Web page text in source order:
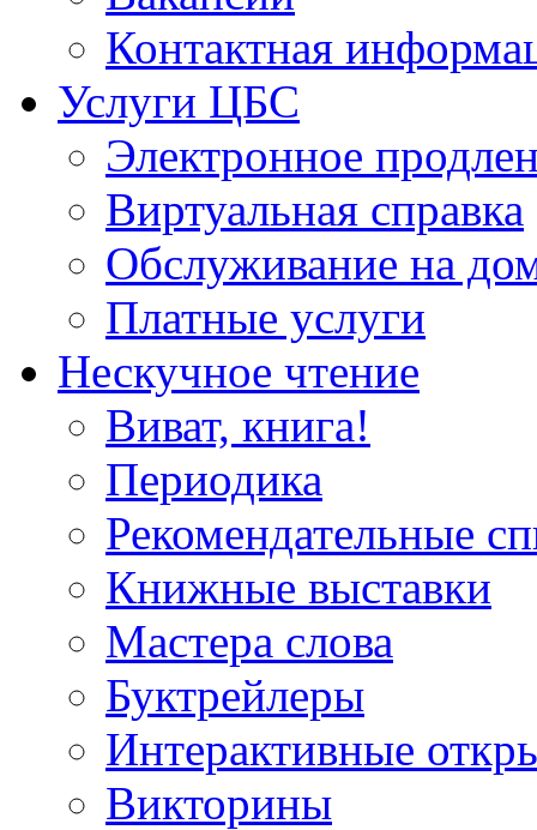
Контактная
Услуги ЦБС
Электронное
Виртуальная справка
Обслуживание на
Платные услуги
Нескучное чтение
Виват, книга!
Периодика
Рекомендательные
Книжные выставки
Мастера слова
Буктрейлеры
Интерактивные
Викторины